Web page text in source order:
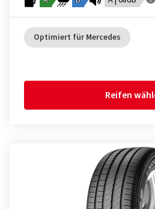
Optimiert für Mercedes
Reifen